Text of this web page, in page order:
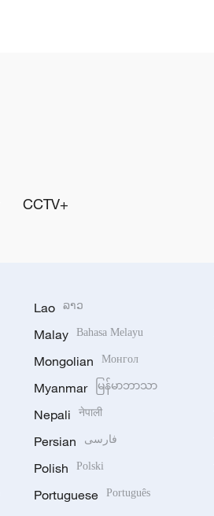
CCTV+
Lao ລາວ
Malay Bahasa Melayu
Mongolian Монгол
Myanmar မြန်မာဘာသာ
Nepali नेपाली
Persian فارسی
Polish Polski
Portuguese Português